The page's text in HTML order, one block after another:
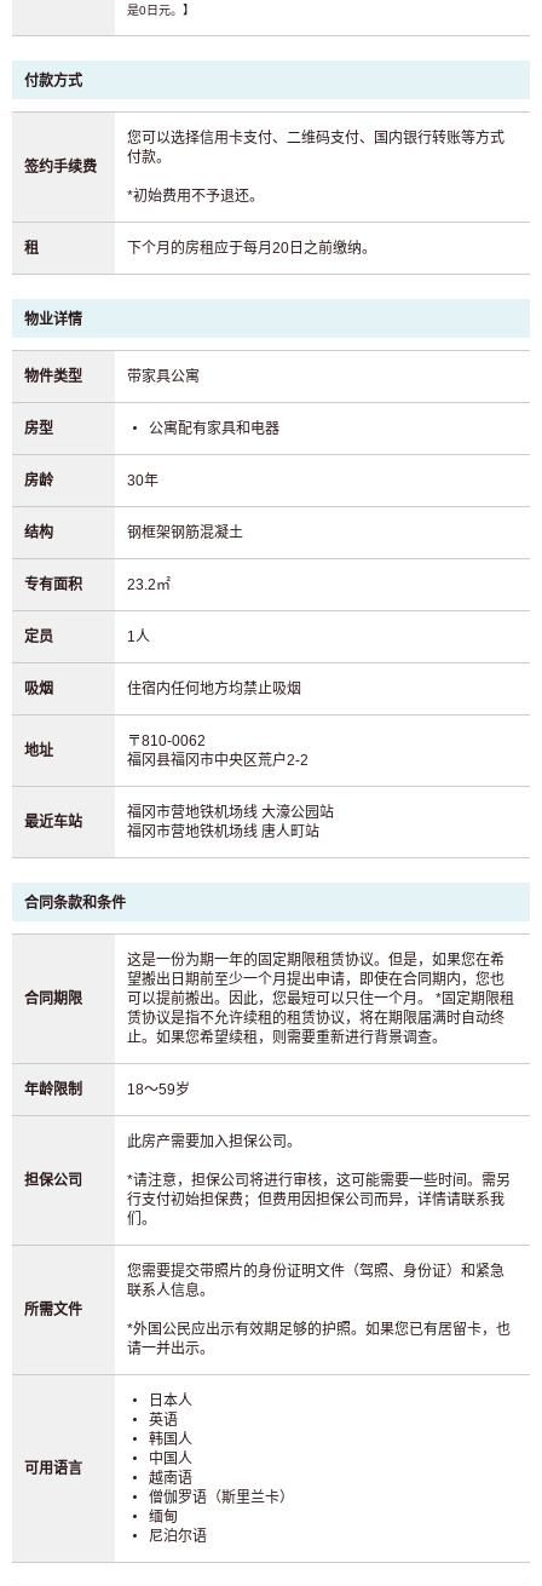
是0日元。】
付款方式
签约手续费
您可以选择信用卡支付、二维码支付、国内银行转账等方式
付款。
*初始费用不予退还。
租 下个月的房租应于每月20日之前缴纳。
物业详情
物件类型 带家具公寓
房型 公寓配有家具和电器
房龄 30年
结构 钢框架钢筋混凝土
专有面积 23.2㎡
定员 1人
吸烟 住宿内任何地方均禁止吸烟
地址
〒810-0062
福冈县福冈市中央区荒户2-2
最近车站
福冈市营地铁机场线 大濠公园站
福冈市营地铁机场线 唐人町站
合同条款和条件
合同期限
这是一份为期一年的固定期限租赁协议。但是，如果您在希
望搬出日期前至少一个月提出申请，即使在合同期内，您也
可以提前搬出。因此，您最短可以只住一个月。 *固定期限租
赁协议是指不允许续租的租赁协议，将在期限届满时自动终
止。如果您希望续租，则需要重新进行背景调查。
年龄限制 18～59岁
担保公司
此房产需要加入担保公司。
*请注意，担保公司将进行审核，这可能需要一些时间。需另
行支付初始担保费；但费用因担保公司而异，详情请联系我
们。
所需文件
您需要提交带照片的身份证明文件（驾照、身份证）和紧急
联系人信息。
*外国公民应出示有效期足够的护照。如果您已有居留卡，也
请一并出示。
可用语言
日本人
英语
韩国人
中国人
越南语
僧伽罗语（斯里兰卡）
缅甸
尼泊尔语